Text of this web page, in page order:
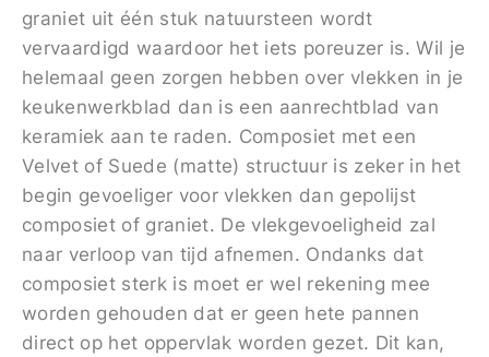
graniet uit één stuk natuursteen wordt
vervaardigd waardoor het iets poreuzer is. Wil je
helemaal geen zorgen hebben over vlekken in je
keukenwerkblad dan is een aanrechtblad van
keramiek aan te raden. Composiet met een
Velvet of Suede (matte) structuur is zeker in het
begin gevoeliger voor vlekken dan gepolijst
composiet of graniet. De vlekgevoeligheid zal
naar verloop van tijd afnemen. Ondanks dat
composiet sterk is moet er wel rekening mee
worden gehouden dat er geen hete pannen
direct op het oppervlak worden gezet. Dit kan,